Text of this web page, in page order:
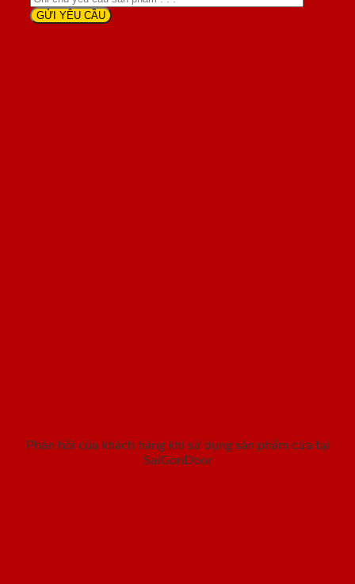
Phản hồi của khách hàng khi sử dụng sản phẩm cửa tại
SaiGonDoor